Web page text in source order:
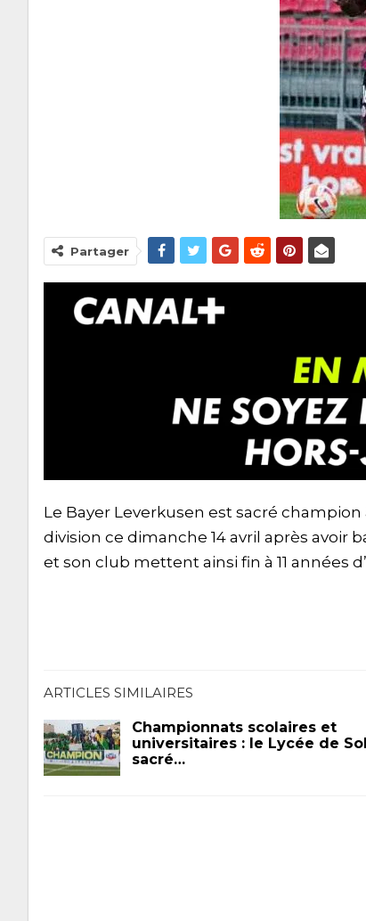
Partager
Le Bayer Leverkusen est sacré
division ce dimanche 14 avril après avoir
et son club mettent ainsi fin à 11 années
ARTICLES SIMILAIRES
Championnats scolaires et
universitaires : le Lycée de
sacré…